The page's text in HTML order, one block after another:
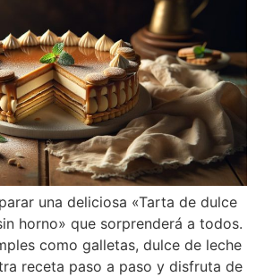
una deliciosa «Tarta de dulce
horno» que sorprenderá a todos.
como galletas, dulce de leche
receta paso a paso y disfruta de